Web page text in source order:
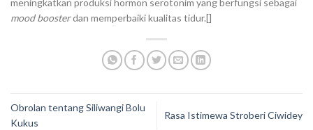
mood boosterdan memperbaiki kualitas tidur.[]
Obrolan tentang Siliwangi Bolu
Kukus
Rasa Istimewa Stroberi Ciwidey